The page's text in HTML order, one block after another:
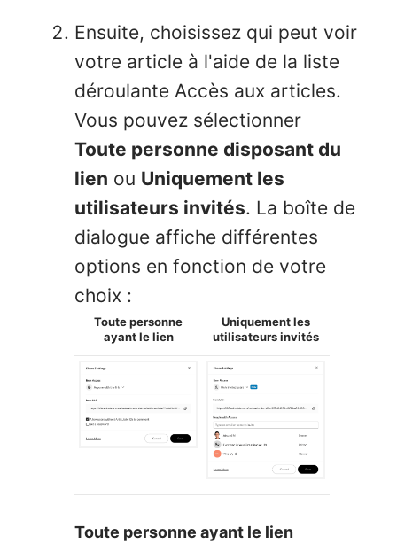
Ensuite, choisissez qui peut voir
votre article à l'aide de la liste
déroulante Accès aux articles.
Vous pouvez sélectionner
Toute personne disposant du
lien ou Uniquement les
utilisateurs invités. La boîte de
dialogue affiche différentes
options en fonction de votre
choix :
Toute personne
ayant le lien
Uniquement les
utilisateurs invités
Toute personne ayant le lien